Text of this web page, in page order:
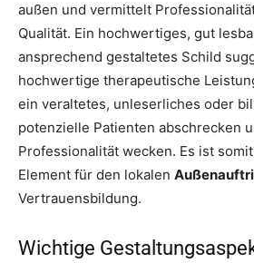
außen und vermittelt
Qualität. Ein hochwertiges, gut
ansprechend gestaltetes Schild
hochwertige therapeutische
ein veraltetes, unleserliches oder
potenzielle Patienten abschrecken
Professionalität wecken. Es ist
Element für den lokalen
Vertrauensbildung.
Wichtige